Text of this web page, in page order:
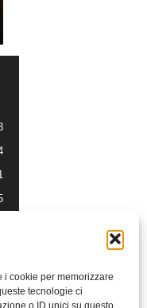
i cookie per memorizzare
tecnologie ci
o ID unici su questo